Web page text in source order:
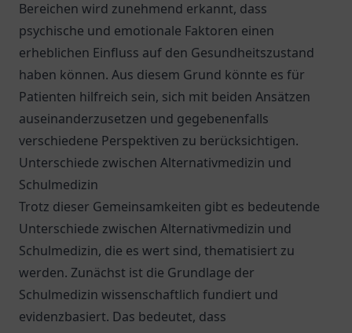
Bereichen wird zunehmend erkannt, dass
psychische und emotionale Faktoren einen
erheblichen Einfluss auf den Gesundheitszustand
haben können. Aus diesem Grund könnte es für
Patienten hilfreich sein, sich mit beiden Ansätzen
auseinanderzusetzen und gegebenenfalls
verschiedene Perspektiven zu berücksichtigen.
Unterschiede zwischen Alternativmedizin und
Schulmedizin
Trotz dieser Gemeinsamkeiten gibt es bedeutende
Unterschiede zwischen Alternativmedizin und
Schulmedizin, die es wert sind, thematisiert zu
werden. Zunächst ist die Grundlage der
Schulmedizin wissenschaftlich fundiert und
evidenzbasiert. Das bedeutet, dass